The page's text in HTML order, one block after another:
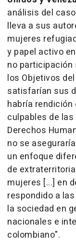
análisis del
lleva a sus
mujeres
y papel activo
no participación
los Objetivos
satisfarían sus
habría
culpables de
Derechos
no se
un enfoque
de
mujeres [...] en
respondido a
la sociedad en
nacionales e
colombiano".